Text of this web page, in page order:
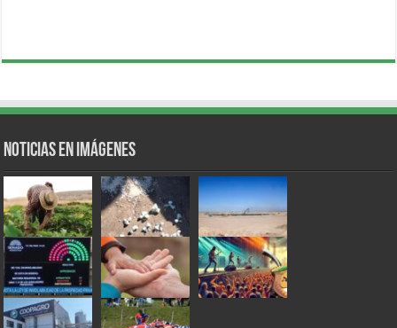
Noticias en Imágenes